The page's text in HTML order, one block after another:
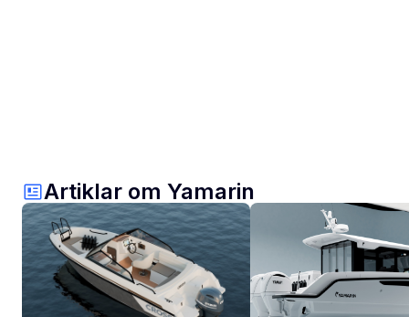
Artiklar om Yamarin